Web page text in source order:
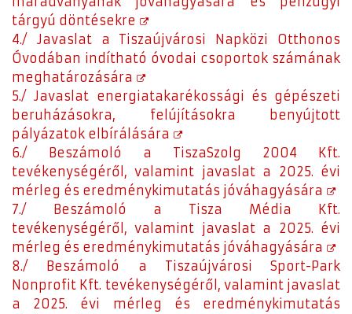
tárgyú döntésekre
4./ Javaslat a Tiszaújvárosi Napközi Otthonos
Óvodában indítható óvodai csoportok számának
meghatározására
5./ Javaslat energiatakarékossági és gépészeti
beruházásokra, felújításokra benyújtott
pályázatok elbírálására
6./ Beszámoló a TiszaSzolg 2004 Kft.
tevékenységéről, valamint javaslat a 2025. évi
mérleg és eredménykimutatás jóváhagyására
7./ Beszámoló a Tisza Média Kft.
tevékenységéről, valamint javaslat a 2025. évi
mérleg és eredménykimutatás jóváhagyására
8./ Beszámoló a Tiszaújvárosi Sport-Park
Nonprofit Kft. tevékenységéről, valamint javaslat
a 2025. évi mérleg és eredménykimutatás